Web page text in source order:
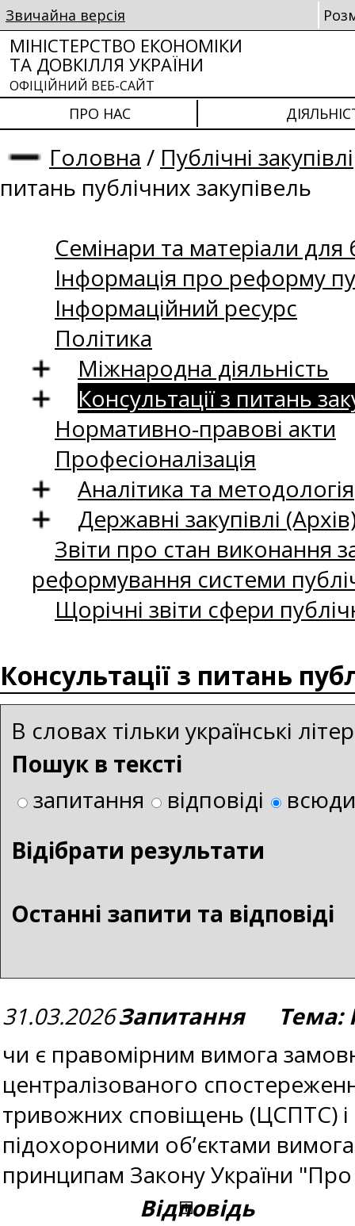
Звичайна версія
МІНІСТЕРСТВО ЕКОНОМІКИ
ТА ДОВКІЛЛЯ УКРАЇНИ
ОФІЦІЙНИЙ ВЕБ-САЙТ
ПРО НАС
Головна / Публічні закупівлі
питань публічних закупівель
Семінари та матеріали для
Інформація про реформу
Інформаційний ресурс
Політика
Міжнародна діяльність
Консультації з питань
Нормативно-правові акти
Професіоналізація
Аналітика та методологія
Державні закупівлі
Звіти про стан виконання
реформування системи
Щорічні звіти сфери
Консультації з питань
В словах тільки українські
Пошук в тексті
запитання
відповіді
всюди
Bідібрати результати
Останні запити та відповіді
31.03.2026Запитання Тема:
чи є правомірним вимога
централізованого
тривожних сповіщень (ЦСПТС) і
підохороними об’єктами
принципам Закону України
Відповідь